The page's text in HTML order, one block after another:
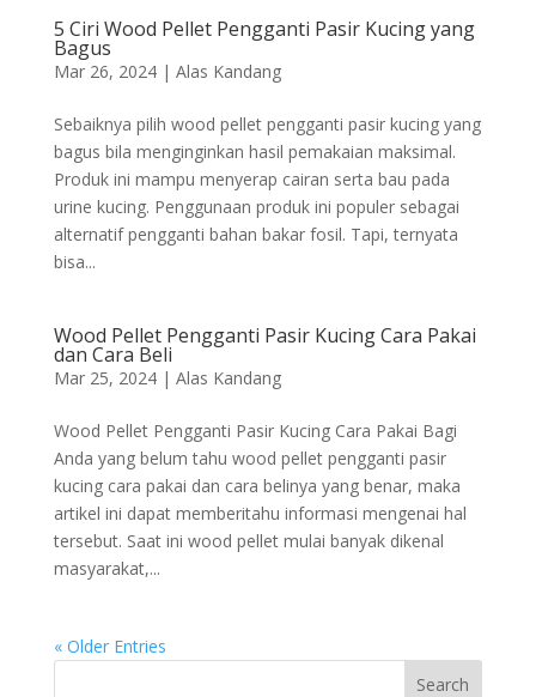
5 Ciri Wood Pellet Pengganti Pasir Kucing yang
Bagus
Mar 26, 2024| Alas Kandang
Sebaiknya pilih wood pellet pengganti pasir kucing yang
bagus bila menginginkan hasil pemakaian maksimal.
Produk ini mampu menyerap cairan serta bau pada
urine kucing. Penggunaan produk ini populer sebagai
alternatif pengganti bahan bakar fosil. Tapi, ternyata
bisa...
Wood Pellet Pengganti Pasir Kucing Cara Pakai
dan Cara Beli
Mar 25, 2024| Alas Kandang
Wood Pellet Pengganti Pasir Kucing Cara Pakai Bagi
Anda yang belum tahu wood pellet pengganti pasir
kucing cara pakai dan cara belinya yang benar, maka
artikel ini dapat memberitahu informasi mengenai hal
tersebut. Saat ini wood pellet mulai banyak dikenal
masyarakat,...
« Older Entries
Search